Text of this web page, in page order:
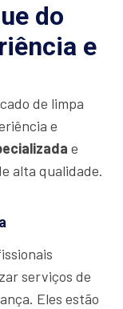
do
e
de limpa
e
e
alta qualidade.
serviços de
Eles estão